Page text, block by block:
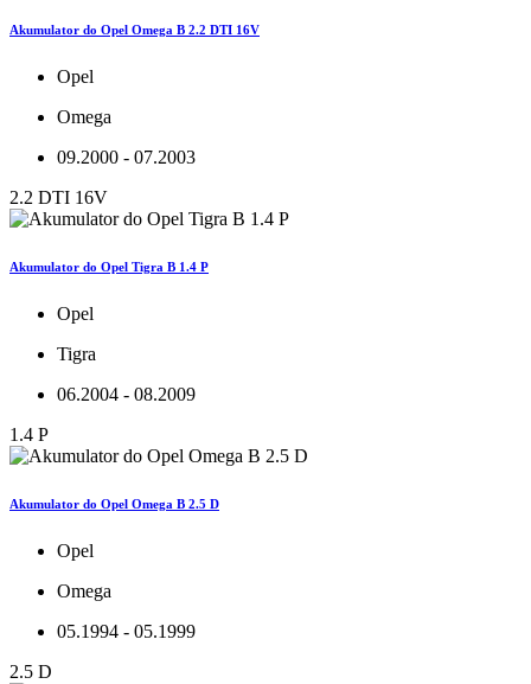
Akumulator do Opel Omega B 2.2 DTI 16V
Opel
Omega
09.2000 - 07.2003
2.2 DTI 16V
Akumulator do Opel Tigra B 1.4 P
Opel
Tigra
06.2004 - 08.2009
1.4 P
Akumulator do Opel Omega B 2.5 D
Opel
Omega
05.1994 - 05.1999
2.5 D